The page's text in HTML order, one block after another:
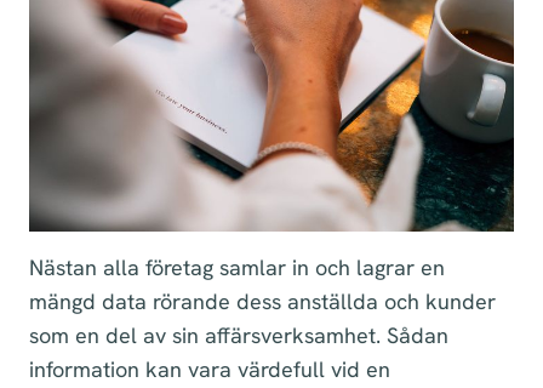
Nästan alla företag samlar in och lagrar en
mängd data rörande dess anställda och kunder
som en del av sin affärsverksamhet. Sådan
information kan vara värdefull vid en